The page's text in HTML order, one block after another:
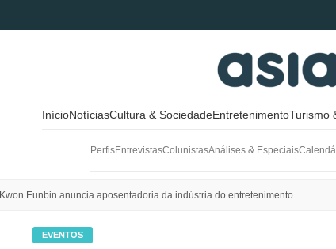
InícioNotíciasCultura & SociedadeEntretenimentoTurismo
PerfisEntrevistasColunistasAnálises & Especiais
Kwon Eunbin anuncia aposentadoria da indústria do entretenimento
EVENTOS